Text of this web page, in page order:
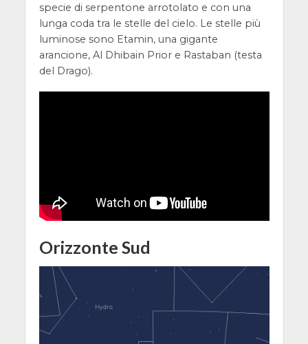
specie di serpentone arrotolato e con una
lunga coda tra le stelle del cielo. Le stelle più
luminose sono Etamin, una gigante
arancione, Al Dhibain Prior e Rastaban (testa
del Drago).
Orizzonte Sud